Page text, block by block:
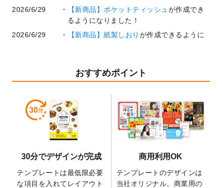
2026/6/29
【新商品】ポケットティッシュが作成でき
るようになりました！
2026/6/29
【新商品】紙製しおり が作成できるように
業効率を上げる便利な操作方法3選！
開いたしました。
暑中見舞いのデザインテンプレート
しました。
2026/5/28
【新商品】マグネットステッカーが作成で
きるようになりました！
の全4ステップを解説！」を公開いたしまし
た。
2026/4/23
コラム「 画像の配置・差し替え・トリミン
おすすめポイント
30分でデザインが完成
テンプレートは最低限必要
な項目を入れてレイアウト
商用利用OK
テンプレートのデザインは
当社オリジナル。商業用の